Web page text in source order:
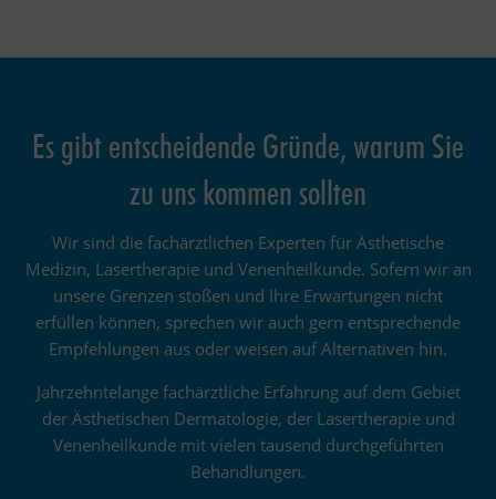
Es gibt entscheidende Gründe, warum Sie
zu uns kommen sollten
Wir sind die fachärztlichen Experten für Ästhetische
Medizin, Lasertherapie und Venenheilkunde. Sofern wir an
unsere Grenzen stoßen und Ihre Erwartungen nicht
erfüllen können, sprechen wir auch gern entsprechende
Empfehlungen aus oder weisen auf Alternativen hin.
Jahrzehntelange fachärztliche Erfahrung auf dem Gebiet
der Ästhetischen Dermatologie, der Lasertherapie und
Venenheilkunde mit vielen tausend durchgeführten
Behandlungen.